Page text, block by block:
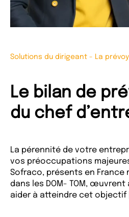
Solutions du dirigeant - La
Le bilan de
du chef
La pérennité de votre
vos préoccupations
Sofraco, présents en
dans les DOM- TOM,
aider à atteindre cet objectif